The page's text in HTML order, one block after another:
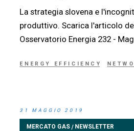
La strategia slovena e
produttivo. Scarica l'articolo della Newsletter
Osservatorio Energia 232 -
ENERGY EFFICIENCY
31 MAGGIO 2019
MERCATO GAS / NEWSLETTER